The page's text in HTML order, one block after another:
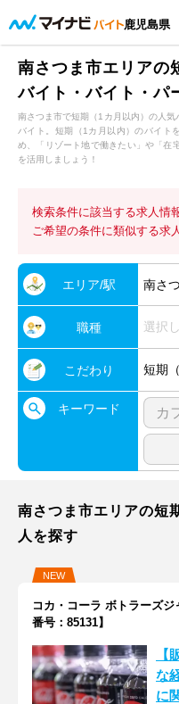
鹿児島県
南さつま市エリアの
バイト・バイト・パ
南さつま市で短期（1カ月以内）の人
バイト。短期（1カ月以内）のバイト
め、「リゾート地で働きたい」や「在
を活用しましょう！
検索条件に該当する求人情
ご希望の条件に類似する求
エリア/駅 南さ
職種 選択
こだわり 短期
キーワード
南さつま市エリアの短
人を探す
NEW
コカ・コーラ ボトラーズ
番号：85131】
【
な
に